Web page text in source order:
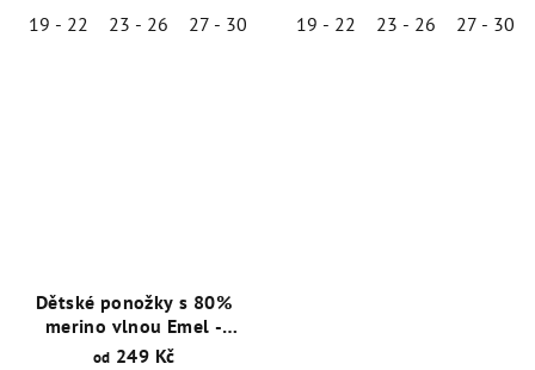
19 - 22
23 - 26 27 - 30
19 - 22
23 - 26 27 - 30
Dětské ponožky s 80%
merino vlnou Emel -
Hnědá - ESK 100-52
od 249 Kč